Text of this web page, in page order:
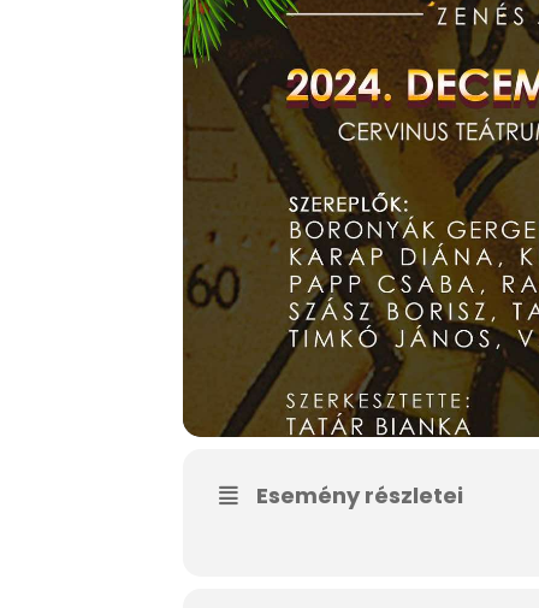
Esemény részletei